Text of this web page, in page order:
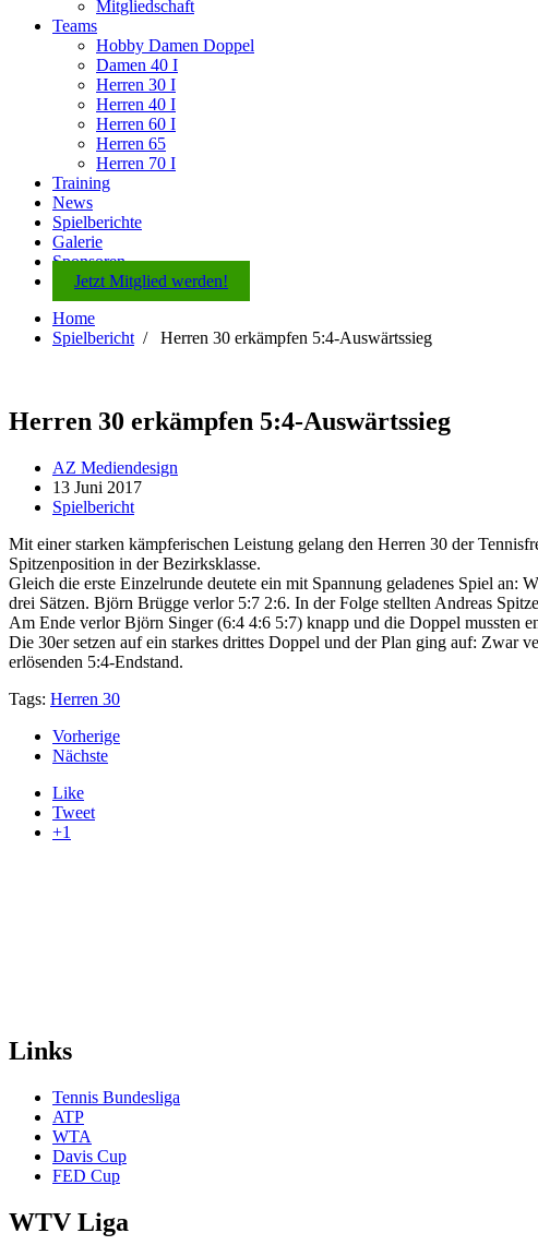
Mitgliedschaft
Teams
Hobby Damen Doppel
Damen 40 I
Herren 30 I
Herren 40 I
Herren 60 I
Herren 65
Herren 70 I
Training
News
Spielberichte
Galerie
Sponsoren
Jetzt Mitglied werden!
Home
Spielbericht / Herren 30 erkämpfen 5:4-Auswärtssieg
Herren 30 erkämpfen 5:4-Auswärtssieg
AZ Mediendesign
13 Juni 2017
Spielbericht
Mit einer starken kämpferischen Leistung gelang den Herren 30 der
Spitzenposition in der Bezirksklasse.
Gleich die erste Einzelrunde deutete ein mit Spannung geladenes Spiel
drei Sätzen. Björn Brügge verlor 5:7 2:6. In der Folge stellten Andreas
Am Ende verlor Björn Singer (6:4 4:6 5:7) knapp und die Doppel mussten
Die 30er setzen auf ein starkes drittes Doppel und der Plan ging auf:
erlösenden 5:4-Endstand.
Tags: Herren 30
Vorherige
Nächste
Like
Tweet
+1
Links
Tennis Bundesliga
ATP
WTA
Davis Cup
FED Cup
WTV Liga